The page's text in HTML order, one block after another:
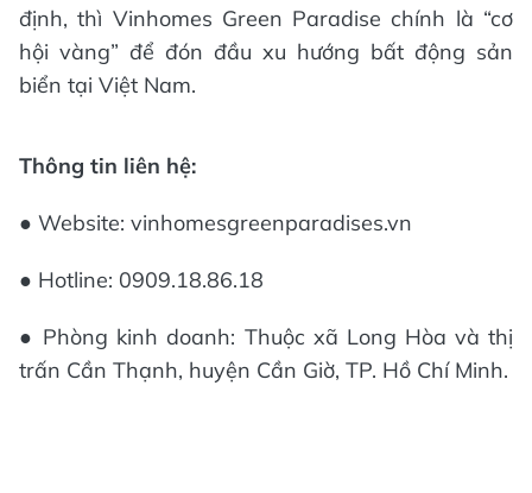
định, thì Vinhomes Green Paradise chính là “cơ
hội vàng” để đón đầu xu hướng bất động sản
biển tại Việt Nam.
Thông tin liên hệ:
● Website: vinhomesgreenparadises.vn
● Hotline: 0909.18.86.18
● Phòng kinh doanh: Thuộc xã Long Hòa và thị
trấn Cần Thạnh, huyện Cần Giờ, TP. Hồ Chí Minh.